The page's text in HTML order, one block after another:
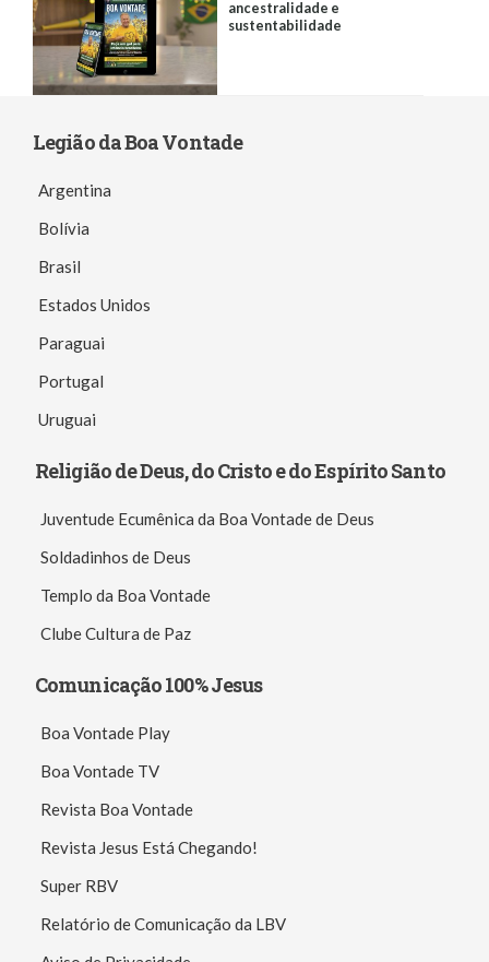
ancestralidade e
sustentabilidade
Legião da Boa Vontade
Argentina
Bolívia
Brasil
Estados Unidos
Paraguai
Portugal
Uruguai
Religião de Deus, do Cristo e do Espírito Santo
Juventude Ecumênica da Boa Vontade de Deus
Soldadinhos de Deus
Templo da Boa Vontade
Clube Cultura de Paz
Comunicação 100% Jesus
Boa Vontade Play
Boa Vontade TV
Revista Boa Vontade
Revista Jesus Está Chegando!
Super RBV
Relatório de Comunicação da LBV